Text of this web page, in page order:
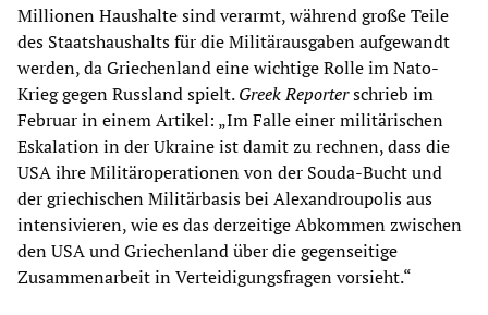
Millionen Haushalte sind verarmt, während große Teile
des Staatshaushalts für die Militärausgaben aufgewandt
werden, da Griechenland eine wichtige Rolle im Nato-
Krieg gegen Russland spielt.Greek Reporterschrieb im
Februar in einem Artikel: „Im Falle einer militärischen
Eskalation in der Ukraine ist damit zu rechnen, dass die
USA ihre Militäroperationen von der Souda-Bucht und
der griechischen Militärbasis bei Alexandroupolis aus
intensivieren, wie es das derzeitige Abkommen zwischen
den USA und Griechenland über die gegenseitige
Zusammenarbeit in Verteidigungsfragen vorsieht.“